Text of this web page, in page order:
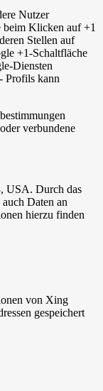
Nutzer
beim Klicken auf +1
Stellen auf
+1-Schaltfläche
Diensten
Profils kann
verbundene
USA. Durch das
Daten an
hierzu finden
von Xing
gespeichert